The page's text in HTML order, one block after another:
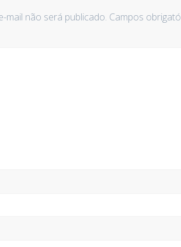
mail não será publicado. Campos